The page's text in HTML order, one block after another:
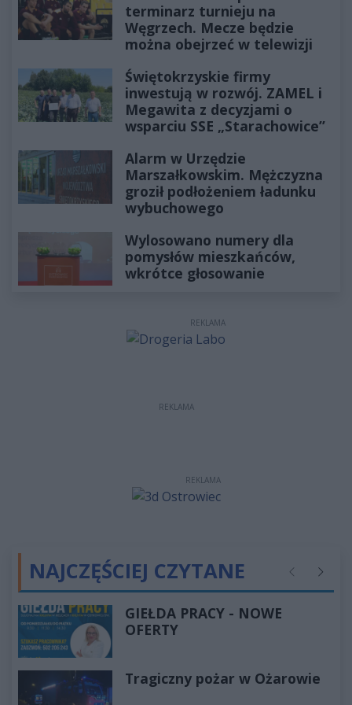
terminarz turnieju na
Węgrzech. Mecze będzie
można obejrzeć w telewizji
Świętokrzyskie firmy
inwestują w rozwój. ZAMEL i
Megawita z decyzjami o
wsparciu SSE „Starachowice”
Alarm w Urzędzie
Marszałkowskim. Mężczyzna
groził podłożeniem ładunku
wybuchowego
Wylosowano numery dla
pomysłów mieszkańców,
wkrótce głosowanie
REKLAMA
REKLAMA
REKLAMA
NAJCZĘŚCIEJ CZYTANE Poprzednie
GIEŁDA PRACY - NOWE
OFERTY
Tragiczny pożar w Ożarowie